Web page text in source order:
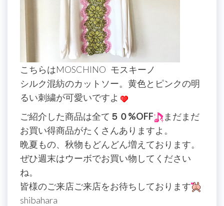
こちらはMOSCHINO モスキーノ
シルク混紡のカットソー。黄色とピンクの明
るい刺繍が可愛いですよ
ご紹介した商品は全て ５０%OFF
まだまだ
お買い得商品がたくさんありますよ。
晩夏もの、秋物もどんどん増えております。
ぜひ週末はウーボでお買い物してください
ね。
皆様のご来店ご来店をお待ちしております
shibahara